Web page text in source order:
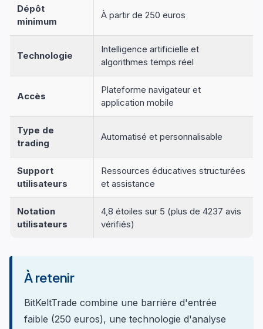
Dépôt
minimum
À partir de 250 euros
Technologie
Intelligence artificielle et
algorithmes temps réel
Accès
Plateforme navigateur et
application mobile
Type de
trading
Automatisé et personnalisable
Support
utilisateurs
Ressources éducatives structurées
et assistance
Notation
utilisateurs
4,8 étoiles sur 5 (plus de 4237 avis
vérifiés)
À retenir
BitKeltTrade combine une barrière d'entrée
faible (250 euros), une technologie d'analyse